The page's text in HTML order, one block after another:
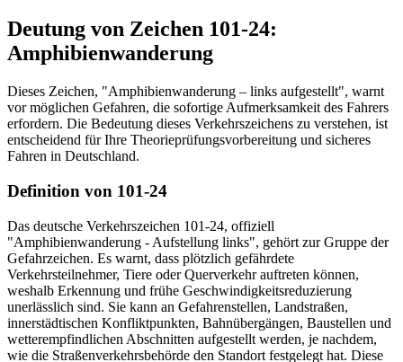
Deutung von Zeichen 101-24:
Amphibienwanderung
Dieses Zeichen, "Amphibienwanderung – links aufgestellt", warnt
vor möglichen Gefahren, die sofortige Aufmerksamkeit des Fahrers
erfordern. Die Bedeutung dieses Verkehrszeichens zu verstehen, ist
entscheidend für Ihre Theorieprüfungsvorbereitung und sicheres
Fahren in Deutschland.
Definition von 101-24
Das deutsche Verkehrszeichen 101-24, offiziell
"Amphibienwanderung - Aufstellung links", gehört zur Gruppe der
Gefahrzeichen. Es warnt, dass plötzlich gefährdete
Verkehrsteilnehmer, Tiere oder Querverkehr auftreten können,
weshalb Erkennung und frühe Geschwindigkeitsreduzierung
unerlässlich sind. Sie kann an Gefahrenstellen, Landstraßen,
innerstädtischen Konfliktpunkten, Bahnübergängen, Baustellen und
wetterempfindlichen Abschnitten aufgestellt werden, je nachdem,
wie die Straßenverkehrsbehörde den Standort festgelegt hat. Diese